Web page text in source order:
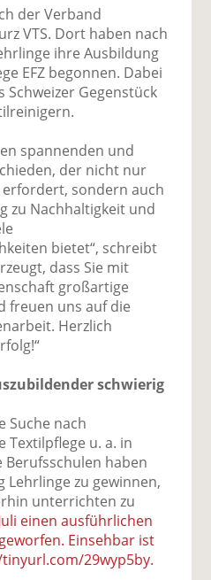
uf
F
ac
e
b
k
te
il
e
tt
er
n
Li
n
k
e
te
il
e
n
E
m
ai
l
n
d
e
ck
e
n
der Verband
VTS. Dort haben nach
ihre Ausbildung
EFZ begonnen. Dabei
Schweizer Gegenstück
spannenden und
der nicht nur
sondern auch
zu Nachhaltigkeit und
bietet“, schreibt
dass Sie mit
großartige
freuen uns auf die
Herzlich
schwierig
Suche nach
Textilpflege u. a. in
Berufsschulen haben
Lehrlinge zu gewinnen,
unterrichten zu
einen ausführlichen
Einsehbar ist
29wyp5by.